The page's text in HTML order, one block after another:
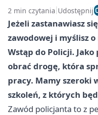
2 min czytania Udostępnij
Jeżeli zastanawiasz
zawodowej i myślisz
Wstąp do Policji.
obrać drogę, która
pracy. Mamy szeroki
szkoleń, z których
Zawód policjanta to z